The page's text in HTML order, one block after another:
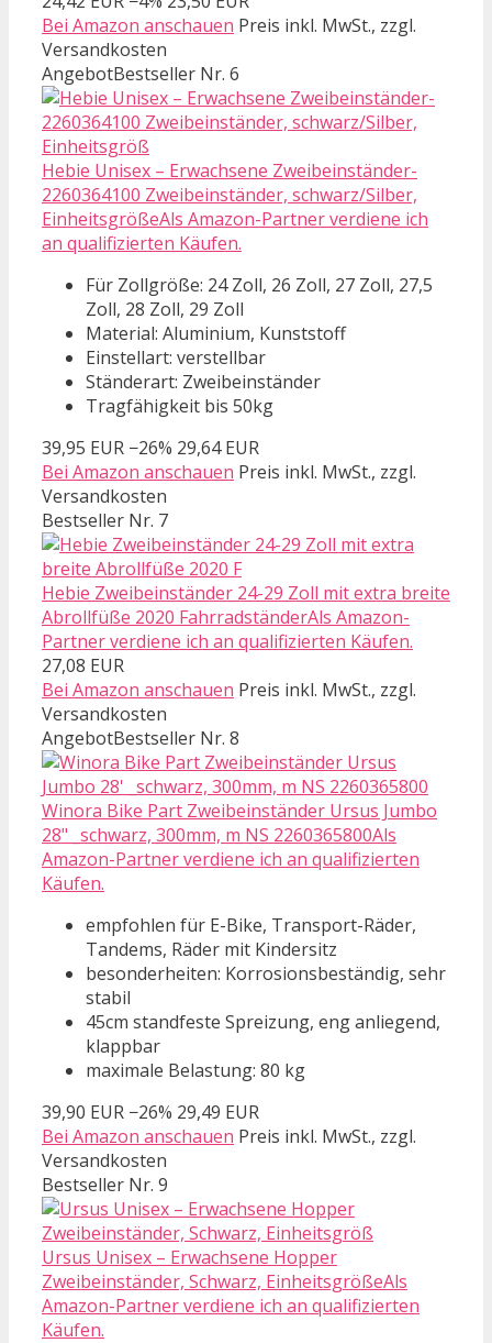
Bei Amazon anschauen Preis inkl. MwSt., zzgl.
Versandkosten
AngebotBestseller Nr. 6
Hebie Unisex – Erwachsene Zweibeinständer-
2260364100 Zweibeinständer, schwarz/Silber,
EinheitsgrößeAls Amazon-Partner verdiene ich
an qualifizierten Käufen.
Für Zollgröße: 24 Zoll, 26 Zoll, 27 Zoll, 27,5
Zoll, 28 Zoll, 29 Zoll
Material: Aluminium, Kunststoff
Einstellart: verstellbar
Ständerart: Zweibeinständer
Tragfähigkeit bis 50kg
39,95 EUR −26% 29,64 EUR
Bei Amazon anschauen Preis inkl. MwSt., zzgl.
Versandkosten
Bestseller Nr. 7
Hebie Zweibeinständer 24-29 Zoll mit extra breite
Abrollfüße 2020 FahrradständerAls Amazon-
Partner verdiene ich an qualifizierten Käufen.
27,08 EUR
Bei Amazon anschauen Preis inkl. MwSt., zzgl.
Versandkosten
AngebotBestseller Nr. 8
Winora Bike Part Zweibeinständer Ursus Jumbo
28" _schwarz, 300mm, m NS 2260365800Als
Amazon-Partner verdiene ich an qualifizierten
Käufen.
empfohlen für E-Bike, Transport-Räder,
Tandems, Räder mit Kindersitz
besonderheiten: Korrosionsbeständig, sehr
stabil
45cm standfeste Spreizung, eng anliegend,
klappbar
maximale Belastung: 80 kg
39,90 EUR −26% 29,49 EUR
Bei Amazon anschauen Preis inkl. MwSt., zzgl.
Versandkosten
Bestseller Nr. 9
Ursus Unisex – Erwachsene Hopper
Zweibeinständer, Schwarz, EinheitsgrößeAls
Amazon-Partner verdiene ich an qualifizierten
Käufen.